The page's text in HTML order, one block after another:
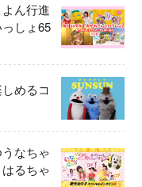
ん行進
しょ65
めるコ
なちゃ
るちゃ